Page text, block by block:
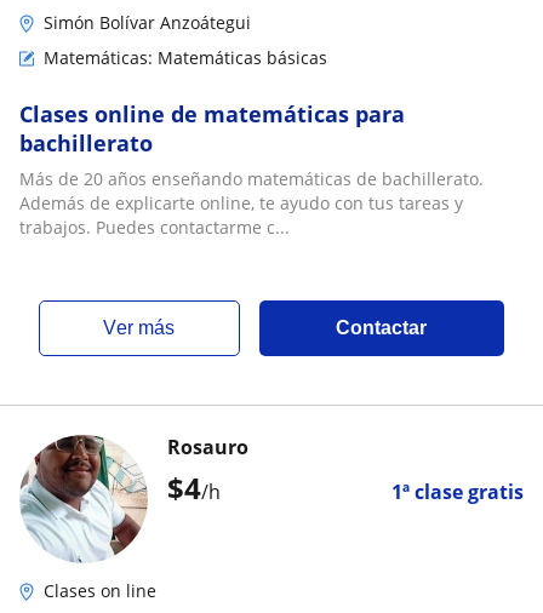
Simón Bolívar Anzoátegui
Matemáticas: Matemáticas básicas
Clases online de matemáticas para
bachillerato
Más de 20 años enseñando matemáticas de bachillerato.
Además de explicarte online, te ayudo con tus tareas y
trabajos. Puedes contactarme c...
ver más Contactar
$4/h 1ª clase gratis
Rosauro
Clases on line